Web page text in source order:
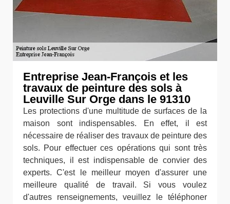
Entreprise Jean-François et les
travaux de peinture des sols à
Leuville Sur Orge dans le 91310
Les protections d'une multitude de surfaces de la
maison sont indispensables. En effet, il est
nécessaire de réaliser des travaux de peinture des
sols. Pour effectuer ces opérations qui sont très
techniques, il est indispensable de convier des
experts. C'est le meilleur moyen d'assurer une
meilleure qualité de travail. Si vous voulez
d'autres renseignements, veuillez le téléphoner